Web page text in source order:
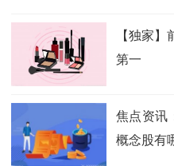
【独家
第一
焦点资讯
概念股有